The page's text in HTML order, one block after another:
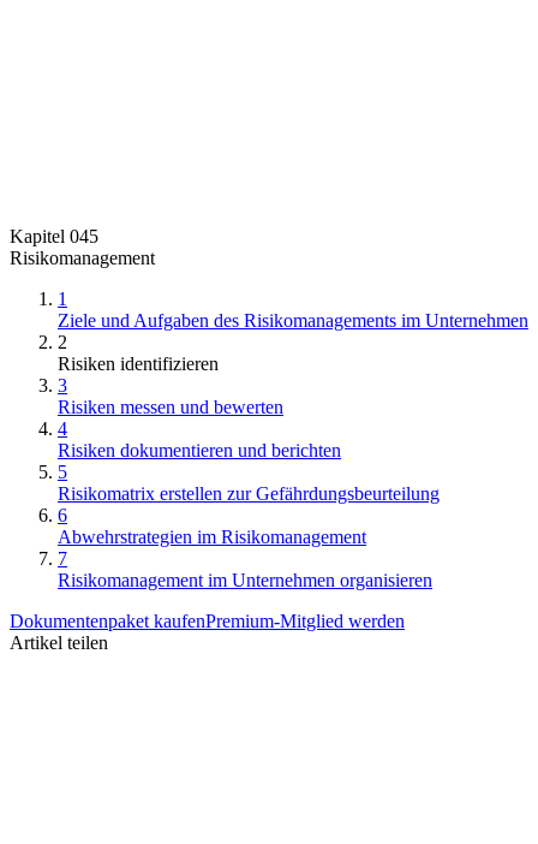
Kapitel 045
Risikomanagement
1
Ziele und Aufgaben des Risikomanagements im Unternehmen
2
Risiken identifizieren
3
Risiken messen und bewerten
4
Risiken dokumentieren und berichten
5
Risikomatrix erstellen zur Gefährdungsbeurteilung
6
Abwehrstrategien im Risikomanagement
7
Risikomanagement im Unternehmen organisieren
Dokumentenpaket kaufenPremium-Mitglied werden
Artikel teilen